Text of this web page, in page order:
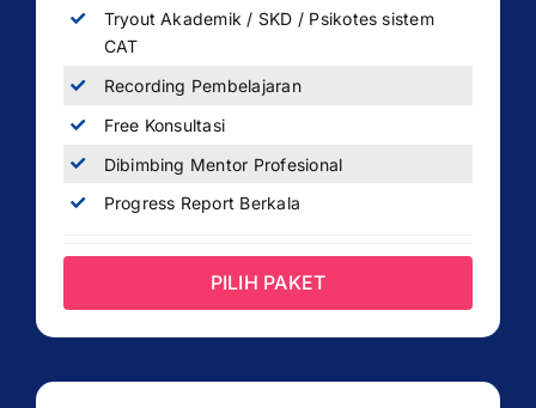
Tryout Akademik / SKD / Psikotes sistem
CAT
Recording Pembelajaran
Free Konsultasi
Dibimbing Mentor Profesional
Progress Report Berkala
PILIH PAKET